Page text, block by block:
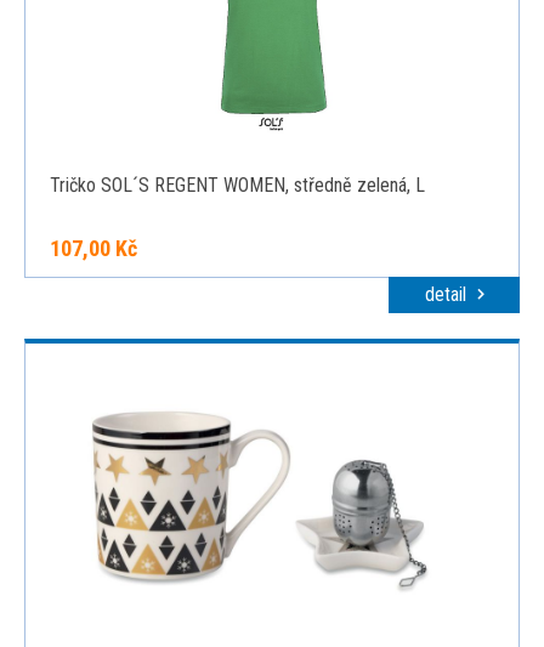
Tričko SOL´S REGENT WOMEN, středně zelená, L
107,00 Kč
detail